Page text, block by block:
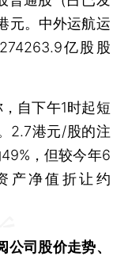
元。中外运航运
亿股股
自下午1时起短
2.7港元/股的注
，但较今年6
产净值折让约
公司股价走势、